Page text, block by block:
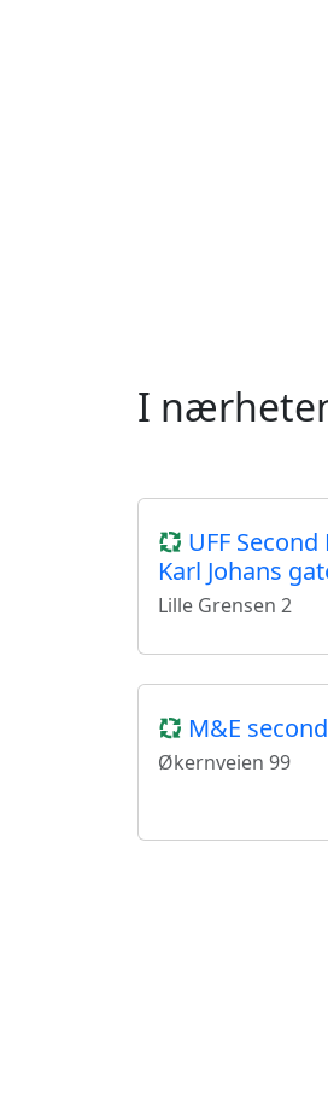
I
UFF
Karl Johans
Lille Grensen 2
M&E
Økernveien 99